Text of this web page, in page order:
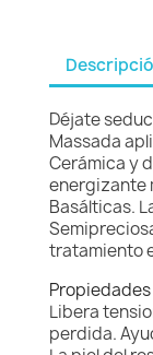
Déjate
Massada
Cerámica y
energizante
Basálticas.
tratamiento
Libera
perdida.